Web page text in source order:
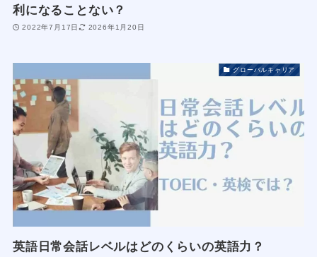
利になることない？
2022年7月17日 2026年1月20日
グローバルキャリア
英語日常会話レベルはどのくらいの英語力？